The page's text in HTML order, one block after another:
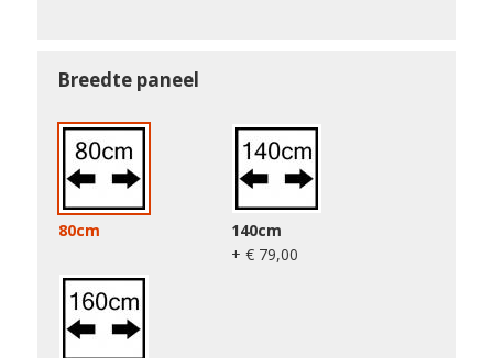
Breedte paneel
80cm
140cm
+ € 79,00